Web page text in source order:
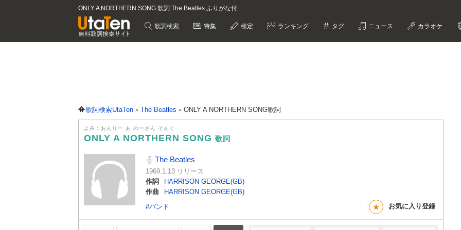
ONLY A NORTHERN SONG 歌詞 The Beatles ふりがな付
歌詞検索 特集 検定 ランキング タグ ニュース カラオケ
歌詞検索UtaTen The Beatles ONLY A NORTHERN SONG歌詞
よみ：おんりー あ のーざん そんぐ
ONLY A NORTHERN SONG 歌詞
The Beatles
1969.1.13 リリース
作詞
HARRISON GEORGE(GB)
作曲
HARRISON GEORGE(GB)
#バンド
★ お気に入り登録